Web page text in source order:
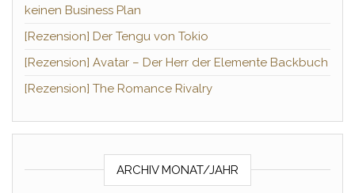
keinen Business Plan
[Rezension] Der Tengu von Tokio
[Rezension] Avatar – Der Herr der Elemente Backbuch
[Rezension] The Romance Rivalry
ARCHIV MONAT/JAHR